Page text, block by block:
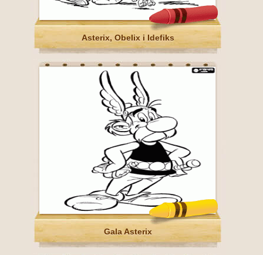
Asterix, Obelix i Idefiks
Gala Asterix